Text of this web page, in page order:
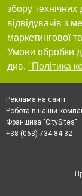
збору
відвідувачів з
маркетингової
Умови обробки
див. "Політика
Реклама на сайті
Робота в нашій
Франшиза "CitySites"
+38 (063) 734-84-32